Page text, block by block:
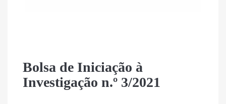
Bolsa de Iniciação à
Investigação n.º 3/2021